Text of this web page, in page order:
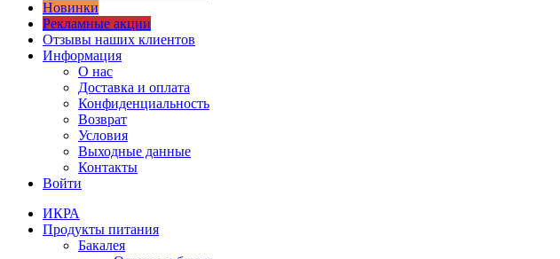
Новинки
Рекламные акции
Отзывы наших клиентов
Информация
О нас
Доставка и оплата
Конфиденциальность
Возврат
Условия
Выходные данные
Контакты
Войти
ИКРА
Продукты питания
Бакалея